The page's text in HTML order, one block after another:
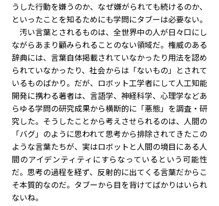
うした行動を嫌うのか、なぜ嫌がられても続けるのか、
といったことを知るためにも学問にタブーは必要ない。
汚い言葉とされるものは、全世界中の人が日々口にし
ながらあまり顧みられることのない領域だ。権威のある
辞典には、言葉自体掲載されていなかったり用法を認め
られていなかったり、社会からは「ないもの」とされて
いるものばかり。だが、ロボット工学者にして人工知能
開発に携わる著者は、言語学、神経科学、心理学などあ
らゆる学問の研究成果から横断的に「悪態」を調査・研
究した。そうしたことから考えさせられるのは、人間の
「バグ」のように思われて思考から排除されてきたこの
ような言葉たちが、実はロボットと人間の境目にある人
間のアイデンティティにすらなっているという可能性
だ。思考の過程を経ず、反射的に出てくる言葉だからこ
そ本質的なのだ。タブーから目を背けてばかりはいられ
ないね。